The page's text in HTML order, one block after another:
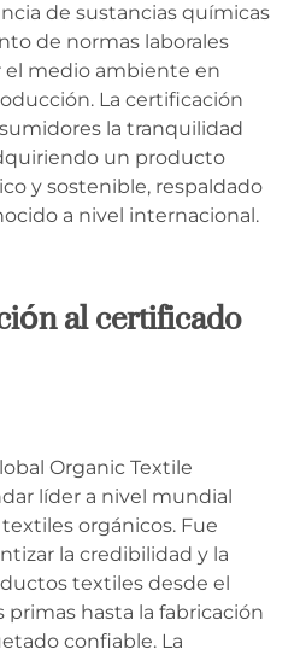
de sustancias químicas
de normas laborales
el medio ambiente en
La certificación
la tranquilidad
un producto
y sostenible, respaldado
a nivel internacional.
al certificado
Organic Textile
líder a nivel mundial
orgánicos. Fue
la credibilidad y la
textiles desde el
hasta la fabricación
confiable. La